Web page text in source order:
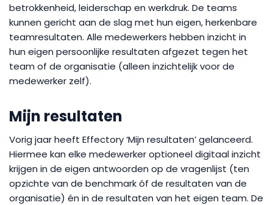
betrokkenheid, leiderschap en werkdruk. De teams
kunnen gericht aan de slag met hun eigen, herkenbare
teamresultaten. Alle medewerkers hebben inzicht in
hun eigen persoonlijke resultaten afgezet tegen het
team of de organisatie (alleen inzichtelijk voor de
medewerker zelf).
Mijn resultaten
Vorig jaar heeft Effectory ‘Mijn resultaten’ gelanceerd.
Hiermee kan elke medewerker optioneel digitaal inzicht
krijgen in de eigen antwoorden op de vragenlijst (ten
opzichte van de benchmark óf de resultaten van de
organisatie) én in de resultaten van het eigen team. De